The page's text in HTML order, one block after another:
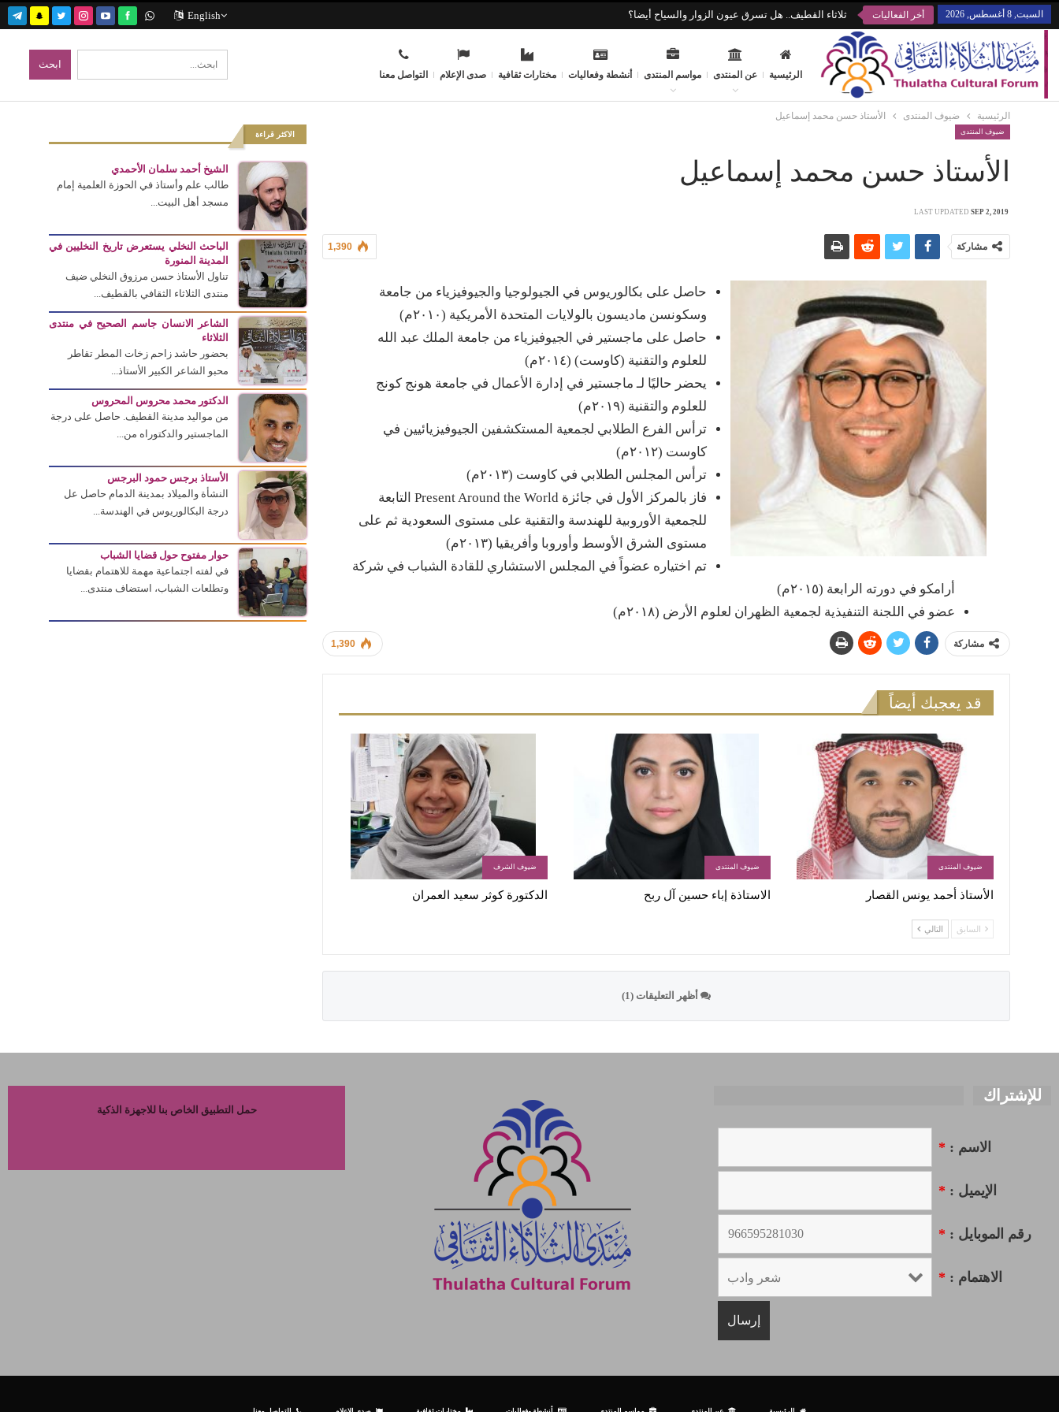
English السبت, 8 أغسطس, 2026 أخر الفعاليات ثلاثاء القطيف.. هل تسرق عيون الزوار والسياح أيضا؟
الرئيسية عن المنتدى مواسم المنتدى أنشطة وفعاليات مختارات ثقافية صدى الإعلام التواصل معنا
الرئيسية ضيوف المنتدى الأستاذ حسن محمد إسماعيل
ضيوف المنتدى
الأستاذ حسن محمد إسماعيل
LAST UPDATED SEP 2, 2019
1,390 مشاركة
حاصل على بكالوريوس في الجيولوجيا والجيوفيزياء من جامعة
وسكونسن ماديسون بالولايات المتحدة الأمريكية (٢٠١٠م)
حاصل على ماجستير في الجيوفيزياء من جامعة الملك عبد الله
للعلوم والتقنية (كاوست) (٢٠١٤م)
يحضر حاليًا لـ ماجستير في إدارة الأعمال في جامعة هونج كونج
للعلوم والتقنية (٢٠١٩م)
ترأس الفرع الطلابي لجمعية المستكشفين الجيوفيزيائيين في
كاوست (٢٠١٢م)
ترأس المجلس الطلابي في كاوست (٢٠١٣م)
فاز بالمركز الأول في جائزة Present Around the World التابعة
للجمعية الأوروبية للهندسة والتقنية على مستوى السعودية ثم على
مستوى الشرق الأوسط وأوروبا وأفريقيا (٢٠١٣م)
تم اختياره عضواً في المجلس الاستشاري للقادة الشباب في شركة
أرامكو في دورته الرابعة (٢٠١٥م)
عضو في اللجنة التنفيذية لجمعية الظهران لعلوم الأرض (٢٠١٨م)
1,390 مشاركة
قد يعجبك أيضاً
ضيوف المنتدى
الأستاذ أحمد يونس القصار
ضيوف المنتدى
الاستاذة إباء حسين آل ربح
ضيوف الشرف
الدكتورة كوثر سعيد العمران
السابق التالي
أظهر التعليقات (1)
الاكثر قراءة
الشيخ أحمد سلمان الأحمدي
طالب علم وأستاذ في الحوزة العلمية إمام
مسجد أهل البيت...
الباحث النخلي يستعرض تاريخ النخليين في
المدينة المنورة
تناول الأستاذ حسن مرزوق النخلي ضيف
منتدى الثلاثاء الثقافي بالقطيف...
الشاعر الانسان جاسم الصحيح في منتدى
الثلاثاء
بحضور حاشد زاحم زخات المطر تقاطر
محبو الشاعر الكبير الأستاذ...
الدكتور محمد محروس المحروس
من مواليد مدينة القطيف. حاصل على درجة
الماجستير والدكتوراه من...
الأستاذ برجس حمود البرجس
النشأة والميلاد بمدينة الدمام حاصل عل
درجة البكالوريوس في الهندسة...
حوار مفتوح حول قضايا الشباب
في لفته اجتماعية مهمة للاهتمام بقضايا
وتطلعات الشباب، استضاف منتدى...
للإشتراك
الاسم : *
الإيميل : *
رقم الموبايل : *
الاهتمام : *
حمل التطبيق الخاص بنا للاجهزة الذكية